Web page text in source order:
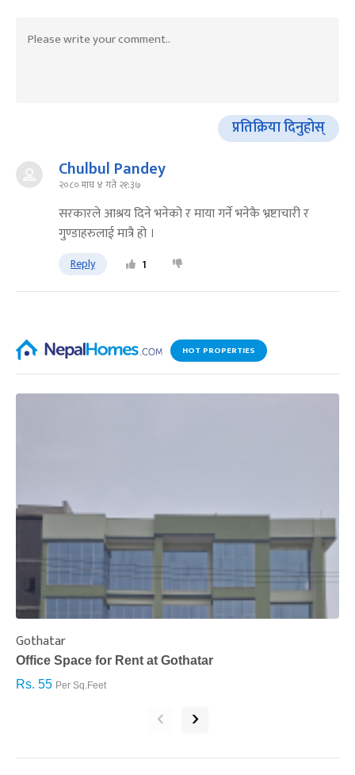
प्रतिक्रिया दिनुहोस्
Chulbul Pandey
२०८० माघ ४ गते २१:३७
सरकारले आश्रय दिने भनेको र माया गर्ने भनेकै भ्रष्टाचारी र
गुण्डाहरुलाई मात्रै हो ।
Reply 1
HOT PROPERTIES
Gothatar
Office Space for Rent at Gothatar
Rs. 55 Per Sq.Feet
‹ ›